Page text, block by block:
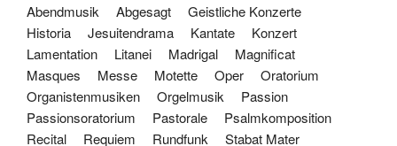
Abendmusik Abgesagt
Geistliche Konzerte
Historia
Jesuitendrama Kantate
Konzert
Lamentation
Litanei Madrigal
Magnificat
Masques
Messe Motette Oper
Oratorium
Organistenmusiken
Orgelmusik
Passion
Passionsoratorium
Pastorale
Psalmkomposition
Recital
Requiem Rundfunk Stabat Mater